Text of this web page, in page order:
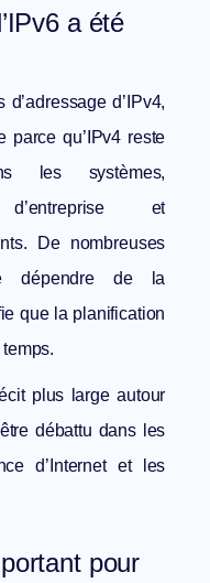
a été
d’IPv4,
parce qu’IPv4 reste
les systèmes,
et
De nombreuses
dépendre de la
que la planification
plus large autour
débattu dans les
d’Internet et les
pour